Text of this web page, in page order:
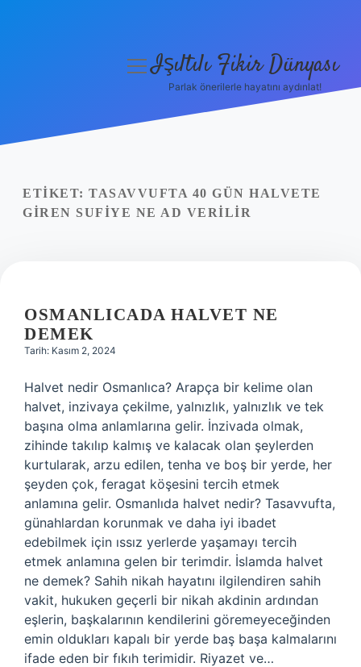
Yasal Uyarı
menüyüIşıltılı Fikir Dünyası
Parlak önerilerle hayatını aydınlat!
ETIKET: TASAVVUFTA 40 GÜN HALVETE
GIREN SUFIYE NE AD VERILIR
OSMANLICADA HALVET NE
DEMEK
Tarih: Kasım 2, 2024
Halvet nedir Osmanlıca? Arapça bir kelime olan
halvet, inzivaya çekilme, yalnızlık, yalnızlık ve tek
başına olma anlamlarına gelir. İnzivada olmak,
zihinde takılıp kalmış ve kalacak olan şeylerden
kurtularak, arzu edilen, tenha ve boş bir yerde, her
şeyden çok, feragat köşesini tercih etmek
anlamına gelir. Osmanlıda halvet nedir? Tasavvufta,
günahlardan korunmak ve daha iyi ibadet
edebilmek için ıssız yerlerde yaşamayı tercih
etmek anlamına gelen bir terimdir. İslamda halvet
ne demek? Sahih nikah hayatını ilgilendiren sahih
vakit, hukuken geçerli bir nikah akdinin ardından
eşlerin, başkalarının kendilerini göremeyeceğinden
emin oldukları kapalı bir yerde baş başa kalmalarını
ifade eden bir fıkıh terimidir. Riyazet ve…